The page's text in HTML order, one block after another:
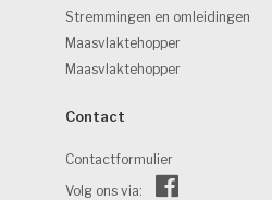
Stremmingen en omleidingen
Maasvlaktehopper
Maasvlaktehopper
Contact
Contactformulier
Volg ons via: